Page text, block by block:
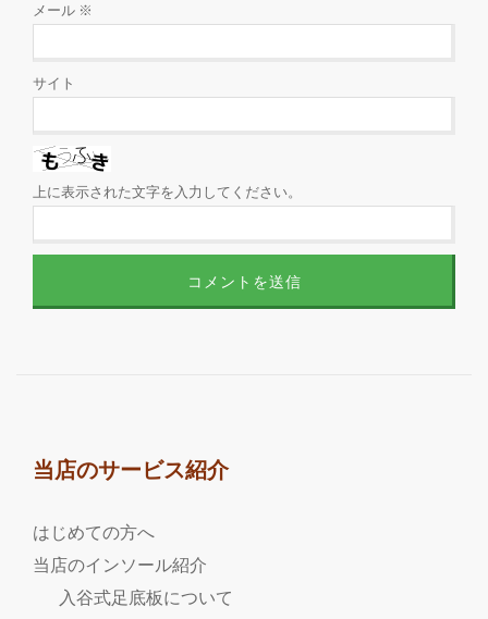
メール ※
サイト
上に表示された文字を入力してください。
当店のサービス紹介
はじめての方へ
当店のインソール紹介
入谷式足底板について